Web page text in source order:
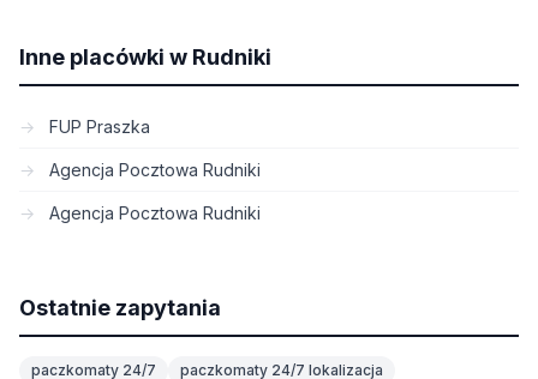
Inne placówki w Rudniki
FUP Praszka
Agencja Pocztowa Rudniki
Agencja Pocztowa Rudniki
Ostatnie zapytania
paczkomaty 24/7
paczkomaty 24/7 lokalizacja